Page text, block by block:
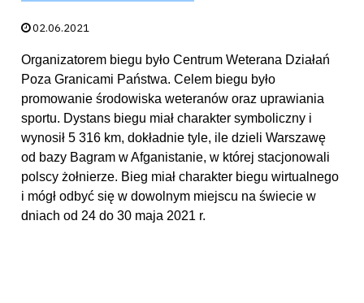
Data publikacji:
02.06.2021
Organizatorem biegu było Centrum Weterana Działań
Poza Granicami Państwa. Celem biegu było
promowanie środowiska weteranów oraz uprawiania
sportu. Dystans biegu miał charakter symboliczny i
wynosił 5 316 km, dokładnie tyle, ile dzieli Warszawę
od bazy Bagram w Afganistanie, w której stacjonowali
polscy żołnierze. Bieg miał charakter biegu wirtualnego
i mógł odbyć się w dowolnym miejscu na świecie w
dniach od 24 do 30 maja 2021 r.